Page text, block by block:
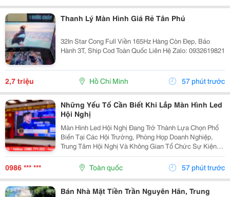
Thanh Lý Màn Hình Giá Rẻ Tân Phú
32In Star Cong Full Viền 165Hz Hàng Còn Đẹp, Bảo
Hành 3T, Ship Cod Toàn Quốc Liên Hệ Zalo: 0932619821
2,7 triệu Hồ Chí Minh 57 phút trước
Những Yếu Tố Cần Biết Khi Lắp Màn Hình Led
Hội Nghị
Màn Hình Led Hội Nghị Đang Trở Thành Lựa Chọn Phổ
Biến Tại Các Hội Trường, Phòng Họp Doanh Nghiệp,
Trung Tâm Hội Nghị Và Không Gian Tổ Chức Sự Kiện
Nhờ Khả Năng Hiển Thị Hình Ảnh Lớn, Rõ Nét Và Ổn
Định. Tuy Nhiên, Để Lựa Chọn Được Hệ Thống...
0986 *** *** Toàn quốc 57 phút trước
Bán Nhà Mặt Tiền Trần Nguyên Hãn, Trung